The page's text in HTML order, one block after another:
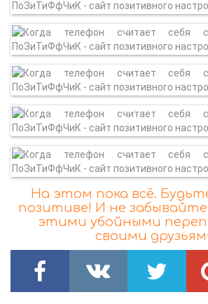
На этом пока всё.
позитиве! И не
этими убойными
своими